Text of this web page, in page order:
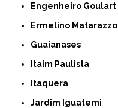
Engenheiro Goulart
Ermelino Matarazzo
Guaianases
Itaim Paulista
Itaquera
Jardim Iguatemi